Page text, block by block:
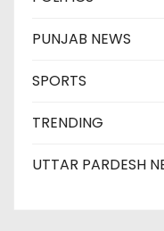
PUNJAB NEWS
SPORTS
TRENDING
UTTAR PARDESH